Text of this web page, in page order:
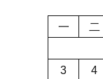
一
二
3
4